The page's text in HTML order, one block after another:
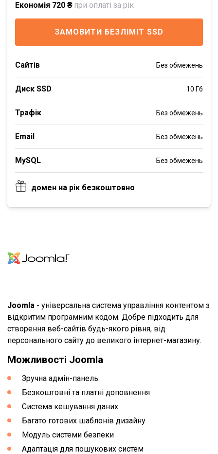
Економія 720 ₴ при оплаті за рік
ЗАМОВИТИ БЕЗЛІМІТ SSD
Сайтів Без обмежень
Диск SSD 10 Гб
Трафік Без обмежень
Email Без обмежень
MySQL Без обмежень
домен на рік безкоштовно
Joomla - універсальна система управління контентом з
відкритим програмним кодом. Добре підходить для
створення веб-сайтів будь-якого рівня, від
персонального сайту до великого інтернет-магазину.
Можливості Joomla
Зручна адмін-панель
Безкоштовні та платні доповнення
Система кешування даних
Багато готових шаблонів дизайну
Модуль системи безпеки
Адаптація для пошукових систем